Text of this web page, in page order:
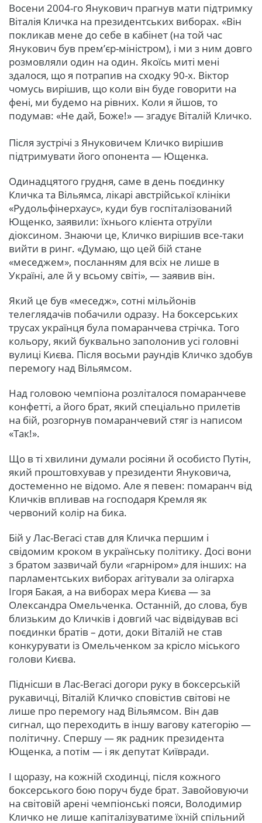
Восени 2004-го Янукович прагнув мати підтримку
Віталія Кличка на президентських виборах. «Він
покликав мене до себе в кабінет (на той час
Янукович був прем’єр-міністром), і ми з ним довго
розмовляли один на один. Якоїсь миті мені
здалося, що я потрапив на сходку 90-х. Віктор
чомусь вирішив, що коли він буде говорити на
фені, ми будемо на рівних. Коли я йшов, то
подумав: «Не дай, Боже!» — згадує Віталій Кличко.
Після зустрічі з Януковичем Кличко вирішив
підтримувати його опонента — Ющенка.
Одинадцятого грудня, саме в день поєдинку
Кличка та Вільямса, лікарі австрійської клініки
«Рудольфінерхаус», куди був госпіталізований
Ющенко, заявили: їхнього клієнта отруїли
діоксином. Знаючи це, Кличко вирішив все-таки
вийти в ринг. «Думаю, що цей бій стане
«меседжем», посланням для всіх не лише в
Україні, але й у всьому світі», — заявив він.
Який це був «меседж», сотні мільйонів
телеглядачів побачили одразу. На боксерських
трусах українця була помаранчева стрічка. Того
кольору, який буквально заполонив усі головні
вулиці Києва. Після восьми раундів Кличко здобув
перемогу над Вільямсом.
Над головою чемпіона розліталося помаранчеве
конфетті, а його брат, який спеціально прилетів
на бій, розгорнув помаранчевий стяг із написом
«Так!».
Що в ті хвилини думали росіяни й особисто Путін,
який проштовхував у президенти Януковича,
достеменно не відомо. Але я певен: помаранч від
Кличків впливав на господаря Кремля як
червоний колір на бика.
Бій у Лас-Вегасі став для Кличка першим і
свідомим кроком в українську політику. Досі вони
з братом зазвичай були «гарніром» для інших: на
парламентських виборах агітували за олігарха
Ігоря Бакая, а на виборах мера Києва — за
Олександра Омельченка. Останній, до слова, був
близьким до Кличків і довгий час відвідував всі
поєдинки братів – доти, доки Віталій не став
конкурувати із Омельченком за крісло міського
голови Києва.
Піднісши в Лас-Вегасі догори руку в боксерській
рукавичці, Віталій Кличко сповістив світові не
лише про перемогу над Вільямсом. Він дав
сигнал, що переходить в іншу вагову категорію —
політичну. Спершу — як радник президента
Ющенка, а потім — і як депутат Київради.
І щоразу, на кожній сходинці, після кожного
боксерського бою поруч буде брат. Завойовуючи
на світовій арені чемпіонські пояси, Володимир
Кличко не лише капіталізуватиме їхній спільний